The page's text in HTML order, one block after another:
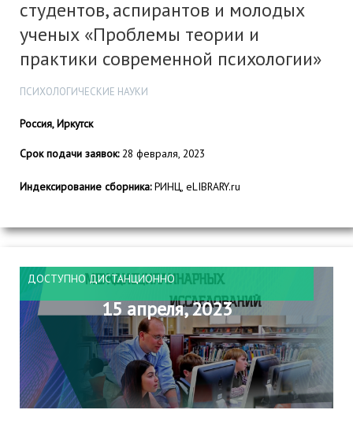
студентов, аспирантов и молодых
ученых «Проблемы теории и
практики современной психологии»
ПСИХОЛОГИЧЕСКИЕ НАУКИ
Россия, Иркутск
Срок подачи заявок:28 февраля, 2023
Индексирование сборника:РИНЦ, eLIBRARY.ru
ДОСТУПНО ДИСТАНЦИОННО
15 апреля, 2023